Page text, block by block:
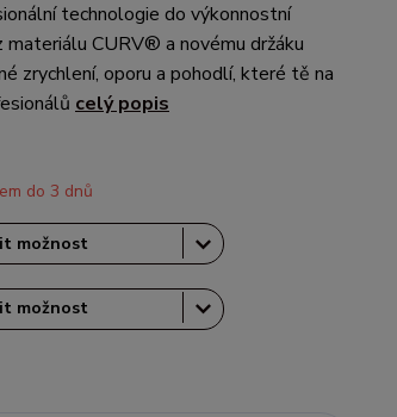
technologie do výkonnostní
CURV® a novému držáku
zrychlení, oporu a pohodlí, které tě na
celý popis
do 3 dnů